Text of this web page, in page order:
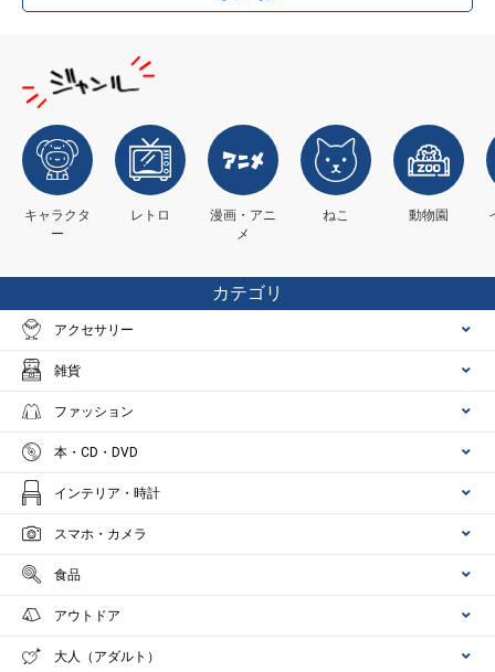
キャラクタ
ー
レトロ
漫画・アニ
メ
ねこ 動物園
カテゴリ
アクセサリー
雑貨
ファッション
本・CD・DVD
インテリア・時計
スマホ・カメラ
食品
アウトドア
大人（アダルト）